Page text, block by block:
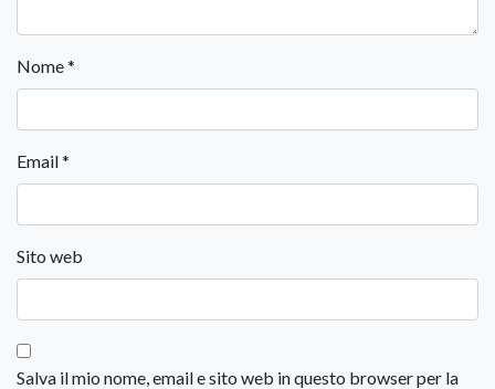
Nome*
Email*
Sito web
Salva il mio nome, email e sito web in questo browser per la